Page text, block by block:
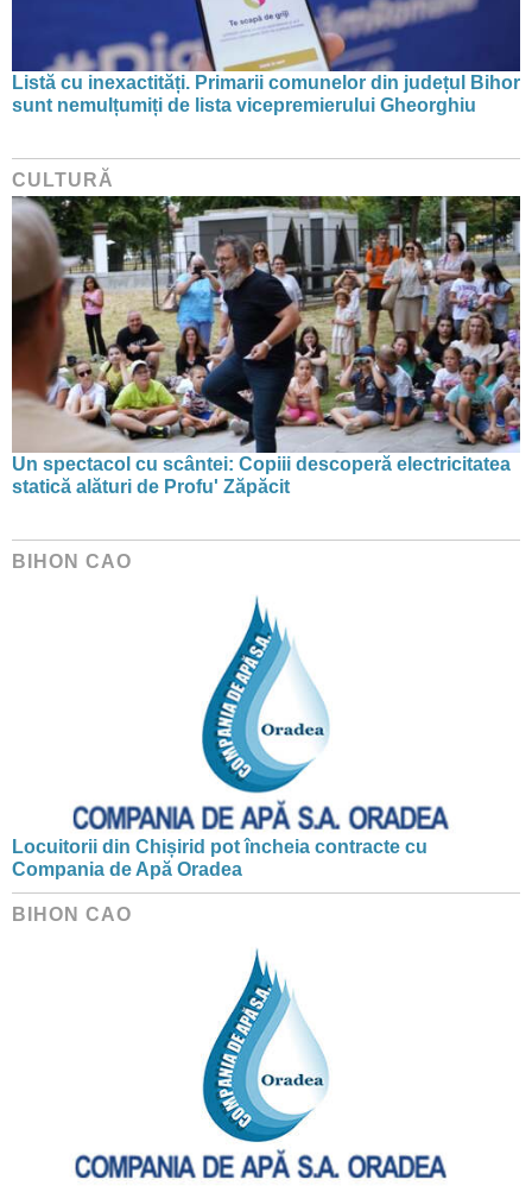
Listă cu inexactități. Primarii comunelor din județul Bihor
sunt nemulțumiți de lista vicepremierului Gheorghiu
CULTURĂ
Un spectacol cu scântei: Copiii descoperă electricitatea
statică alături de Profu' Zăpăcit
BIHON CAO
Locuitorii din Chișirid pot încheia contracte cu
Compania de Apă Oradea
BIHON CAO